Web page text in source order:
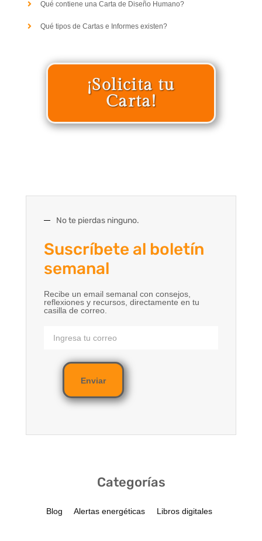
Qué contiene una Carta de Diseño Humano?
Qué tipos de Cartas e Informes existen?
¡Solicita tu
Carta!
No te pierdas ninguno.
Suscríbete al boletín
semanal
Recibe un email semanal con consejos,
reflexiones y recursos, directamente en tu
casilla de correo.
Enviar
Categorías
Blog Alertas energéticas Libros digitales